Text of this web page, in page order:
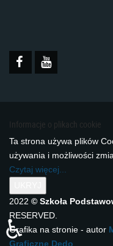
Informacje o plikach cookie
Ta strona używa plików
używania i możliwości
Czytaj więcej...
2022 © Szkoła
RESERVED.
Grafika na stronie - autor
Graficzne Dedo